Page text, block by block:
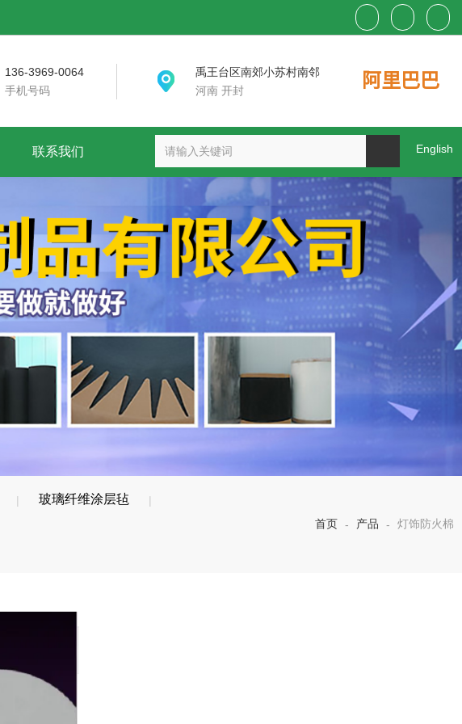
136-3969-0064
手机号码
禹王台区南郊小苏村南邻
河南 开封
阿里巴巴
联系我们 English
关于我们 产品中心 新闻资讯 联系我们
| 玻璃纤维涂层毡 |
首页 - 产品 - 灯饰防火棉